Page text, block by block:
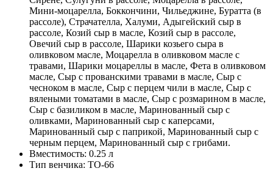
Мини-моцарелла, Боккончини, Чильеджине, Буратта (в
рассоле), Страчателла, Халуми, Адыгейский сыр в
рассоле, Козий сыр в масле, Козий сыр в рассоле,
Овечий сыр в рассоле, Шарики козьего сыра в
оливковом масле, Моцарелла в оливковом масле с
травами, Шарики моцареллы в масле, Фета в оливковом
масле, Сыр с прованскими травами в масле, Сыр с
чесноком в масле, Сыр с перцем чили в масле, Сыр с
вялеными томатами в масле, Сыр с розмарином в масле,
Сыр с базиликом в масле, Маринованный сыр с
оливками, Маринованный сыр с каперсами,
Маринованный сыр с паприкой, Маринованный сыр с
черным перцем, Маринованный сыр с грибами.
Вместимость: 0.25 л
Тип венчика: ТО-66